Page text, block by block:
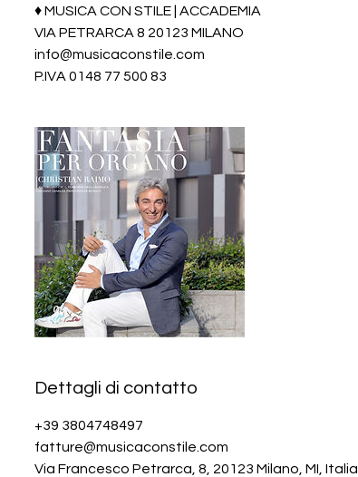
♦️ MUSICA CON STILE | ACCADEMIA
VIA PETRARCA 8 20123 MILANO
info@musicaconstile.com
P.IVA 0148 77 500 83
Dettagli di contatto
+39 3804748497
fatture@musicaconstile.com
Via Francesco Petrarca, 8, 20123 Milano, MI, Italia